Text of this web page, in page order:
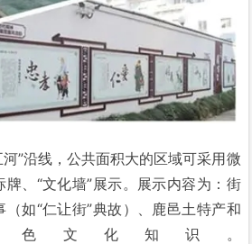
河”沿线，公共面积大的区域可采用微
、“文化墙”展示。展示内容为：街
如“仁让街”典故）、鹿邑土特产和
色文化知识。